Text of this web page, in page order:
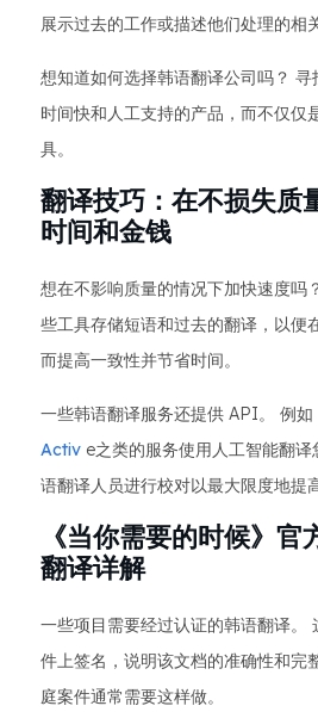
展示过去的工作或描述他们处理的相
想知道如何选择韩语翻译公司吗？
时间快和人工支持的产品，而不仅仅
具。
翻译技巧：在不损失质
时间和金钱
想在不影响质量的情况下加快速度吗
些工具存储短语和过去的翻译，以便
而提高一致性并节省时间。
一些韩语翻译服务还提供 API。 例如
Activ e之类的服务使用人工智能翻
语翻译人员进行校对以最大限度地提
《当你需要的时候》
翻译详解
一些项目需要经过认证的韩语翻译。
件上签名，说明该文档的准确性和完
庭案件通常需要这样做。